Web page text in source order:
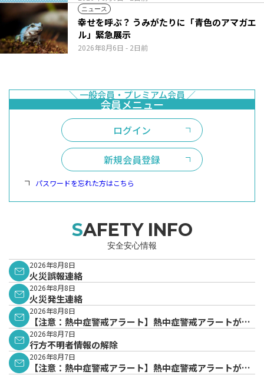
ニュース
2026年8月6日 - 2日前
幸せを呼ぶ？ うみがたりに「青色のアマガエ
ル」緊急展示
ログイン
新規会員登録
パスワードを忘れた方はこちら
SAFETY INFO
安全安心情報
2026年8月8日
火災誤報連絡
2026年8月8日
火災発生連絡
2026年8月8日
【注意：熱中症警戒アラート】熱中症警戒アラートが発
表されています。
2026年8月7日
行方不明者情報の解除
2026年8月7日
【注意：熱中症警戒アラート】熱中症警戒アラートが発